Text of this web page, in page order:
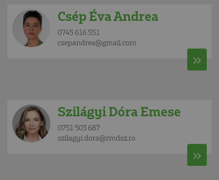
Csép Éva Andrea
0745 616 551
csepandrea@gmail.com
Szilágyi Dóra Emese
0751 503 687
szilagyi.dora@rmdsz.ro